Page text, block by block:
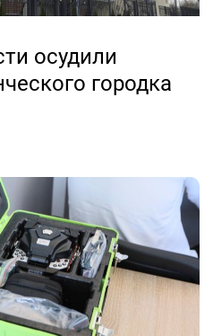
осудили
городка